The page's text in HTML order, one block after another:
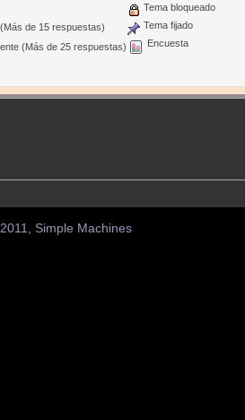
de 15 respuestas)
(Más de 25 respuestas)
Tema bloqueado
Tema fijado
Encuesta
Simple Machines